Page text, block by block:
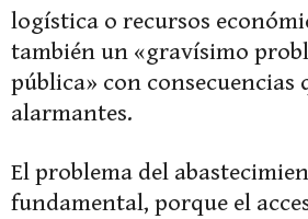
logística o recursos
también un «gravísimo
pública» con consecuencias
alarmantes.
El problema del
fundamental, porque el